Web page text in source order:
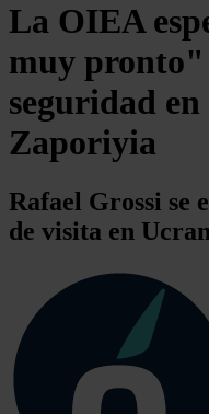
La OIEA
muy pronto"
seguridad
Zaporiyia
Rafael Grossi se
de visita en